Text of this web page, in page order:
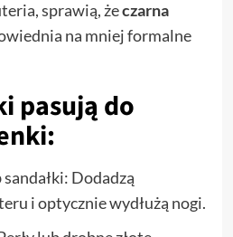
sprawią, żeczarna
na mniej formalne
pasują do
Dodadzą
i optycznie wydłużą nogi.